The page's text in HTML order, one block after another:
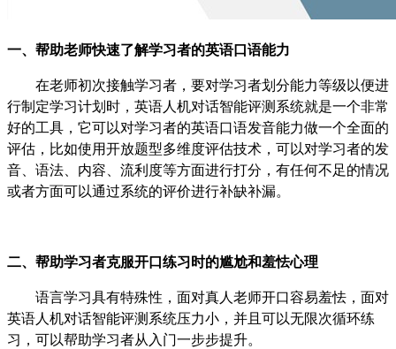
一、 帮助老师快速了解学习者的英语口语能力
在老师初次接触学习者，要对学习者划分能力等级以便进
行制定学习计划时，英语人机对话智能评测系统就是一个非常
好的工具，它可以对学习者的英语口语发音能力做一个全面的
评估，比如使用开放题型多维度评估技术，可以对学习者的发
音、语法、内容、流利度等方面进行打分，有任何不足的情况
或者方面可以通过系统的评价进行补缺补漏。
二、帮助学习者克服开口练习时的尴尬和羞怯心理
语言学习具有特殊性，面对真人老师开口容易羞怯，面对
英语人机对话智能评测系统压力小，并且可以无限次循环练
习，可以帮助学习者从入门一步步提升。